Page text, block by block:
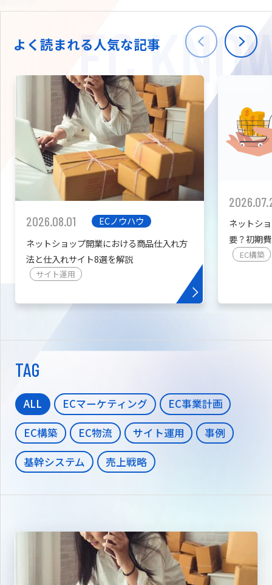
海外進出・現地
W2
拡張プラグイン一覧
カスタマイズ開発
会社情報
TW
よく読まれる人気な記事
2026.08.01
ECノウハウ
ネットショップ開業における商品仕入れ方
法と仕入れサイト8選を解説
サイト運用
ネットシ
要？初期
を紹介
EC構築
TAG
ALL ECマーケティング
EC事業計画
EC構築
EC物流 サイト運用
事例
基幹システム
売上戦略